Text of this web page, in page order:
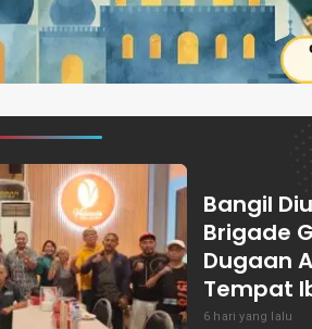
Bangil
Brigade
Dugaan
Tempat
6 hari yang lalu